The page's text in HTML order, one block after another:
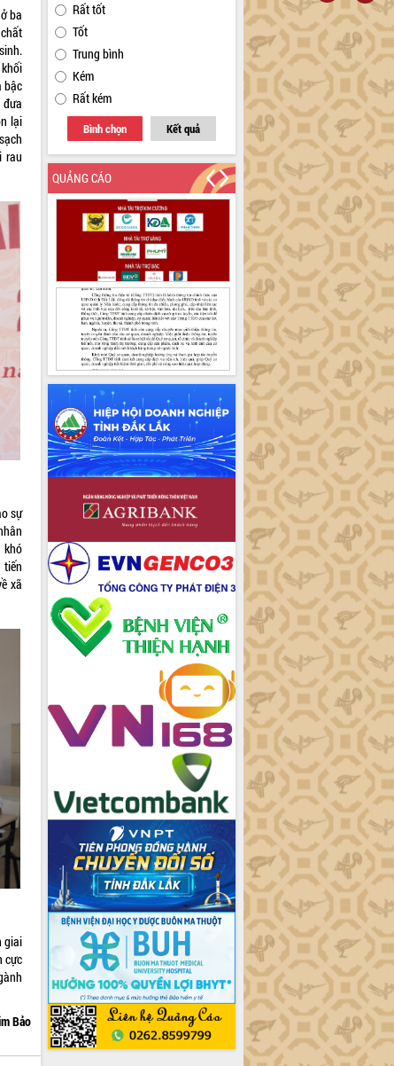
ba
bậc
lại
rau
sự
khó
tiến
xã
giai
cực
Bảo
Rất tốt
Tốt
Trung bình
Kém
Rất kém
Bình chọn Kết quả
QUẢNG CÁO